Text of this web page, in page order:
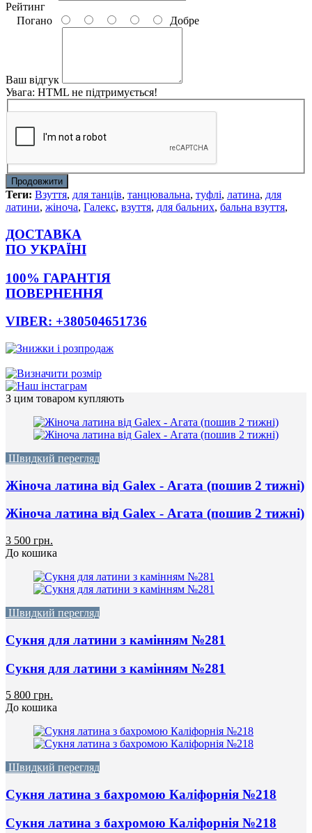
Рейтинг
Погано
Добре
Ваш відгук
Увага: HTML не підтримується!
Продовжити
Теги: Взуття, для танців, танцювальна, туфлі, латина, для
латини, жіноча, Галекс, взуття, для бальних, бальна взуття,
ДОСТАВКА
ПО УКРАЇНІ
100% ГАРАНТІЯ
ПОВЕРНЕННЯ
VIBER: +380504651736
З цим товаром купляють
Швидкий перегляд
Жіноча латина від Galex - Агата (пошив 2 тижні)
Жіноча латина від Galex - Агата (пошив 2 тижні)
3 500 грн.
До кошика
Швидкий перегляд
Сукня для латини з камінням №281
Сукня для латини з камінням №281
5 800 грн.
До кошика
Швидкий перегляд
Сукня латина з бахромою Каліфорнія №218
Сукня латина з бахромою Каліфорнія №218